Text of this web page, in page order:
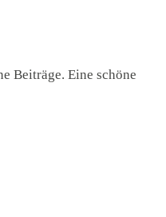
Beiträge. Eine schöne